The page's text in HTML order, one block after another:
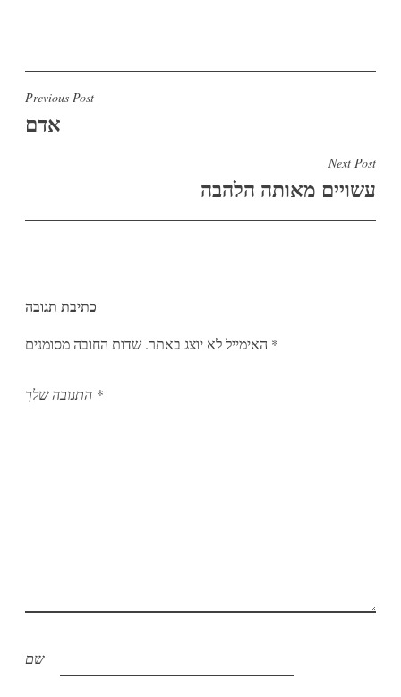
ניווט
Previous Post
אדם
Next Post
עשויים מאותה הלהבה
כתיבת תגובה
האימייל לא יוצג באתר. *
*
שם